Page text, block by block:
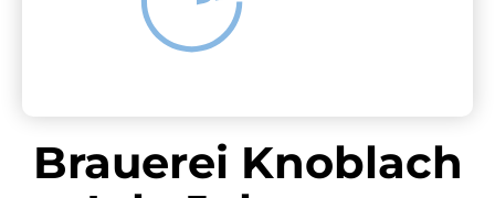
Brauerei Knoblach